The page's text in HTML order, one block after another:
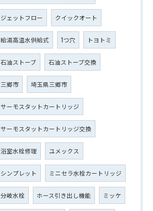
ジェットフロー クイックオート
給湯高温水供給式 1つ穴 トヨトミ
石油ストーブ 石油ストーブ交換
三郷市 埼玉県三郷市
サーモスタットカートリッジ
サーモスタットカートリッジ交換
浴室水栓修理 ユメックス
シンプレット ミニセラ水栓カートリッジ
分岐水栓 ホース引き出し機能 ミッケ